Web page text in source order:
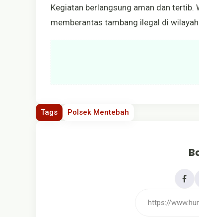
Kegiatan berlangsung aman dan tertib.
memberantas tambang ilegal di
Tags Polsek Mentebah